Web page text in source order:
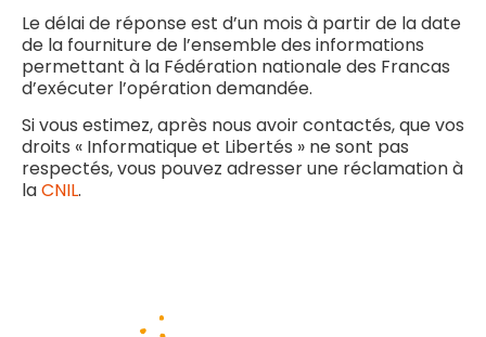
Le délai de réponse est d’un mois à partir de la date
de la fourniture de l’ensemble des informations
permettant à la Fédération nationale des Francas
d’exécuter l’opération demandée.
Si vous estimez, après nous avoir contactés, que vos
droits « Informatique et Libertés » ne sont pas
respectés, vous pouvez adresser une réclamation à
laCNIL.